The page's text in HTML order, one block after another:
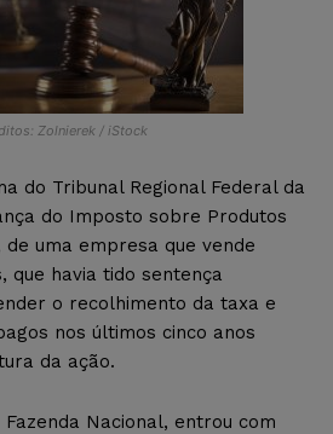
Zolnierek / iStock
do Tribunal Regional Federal da
do Imposto sobre Produtos
uma empresa que vende
que havia tido sentença
o recolhimento da taxa e
nos últimos cinco anos
da ação.
Nacional, entrou com